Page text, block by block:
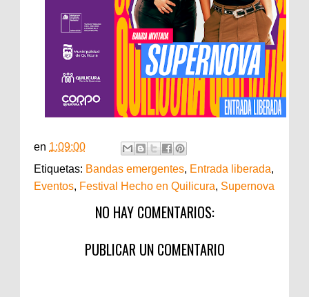
en 1:09:00
Etiquetas: Bandas emergentes, Entrada liberada,
Eventos, Festival Hecho en Quilicura, Supernova
NO HAY COMENTARIOS:
PUBLICAR UN COMENTARIO